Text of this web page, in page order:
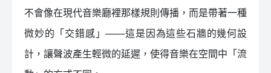
不會像在現代音樂廳裡那樣規則傳播，而是帶著一種
微妙的「交錯感」——這是因為這些石牆的幾何設
計，讓聲波產生輕微的延遲，使得音樂在空間中「流